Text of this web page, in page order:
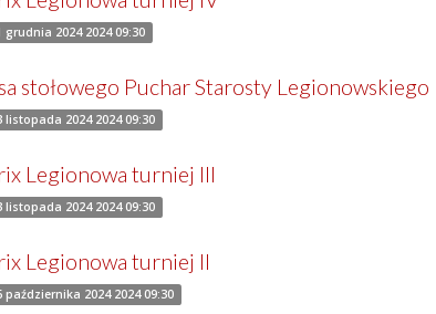
2024 2024 09:30
stołowego Puchar Starosty Legionowskiego
listopada 2024 2024 09:30
Legionowa turniej III
listopada 2024 2024 09:30
Legionowa turniej II
2024 2024 09:30